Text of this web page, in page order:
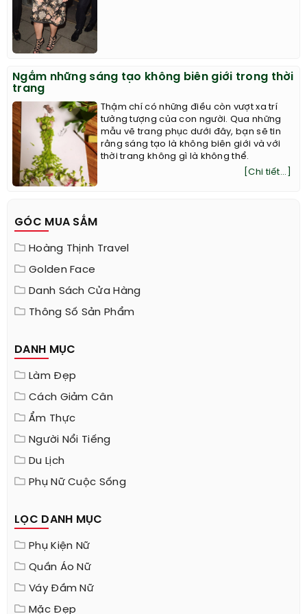
Ngắm những sáng tạo không biên giới trong thời
trang
Thậm chí có những điều còn vượt xa trí
tưởng tượng của con người. Qua những
mẫu vẽ trang phục dưới đây, bạn sẽ tin
rằng sáng tạo là không biên giới và với
thời trang không gì là không thể.
[Chi tiết...]
GÓC MUA SẮM
Hoàng Thịnh Travel
Golden Face
Danh Sách Cửa Hàng
Thông Số Sản Phẩm
DANH MỤC
Làm Đẹp
Cách Giảm Cân
Ẩm Thực
Người Nổi Tiếng
Du Lịch
Phụ Nữ Cuộc Sống
LỌC DANH MỤC
Phụ Kiện Nữ
Quần Áo Nữ
Váy Đầm Nữ
Mặc Đẹp